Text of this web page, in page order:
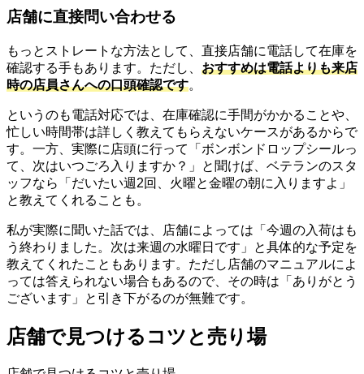
店舗に直接問い合わせる
もっとストレートな方法として、直接店舗に電話して在庫を
確認する手もあります。ただし、 おすすめは電話よりも来店
時の店員さんへの口頭確認です。
というのも電話対応では、在庫確認に手間がかかることや、
忙しい時間帯は詳しく教えてもらえないケースがあるからで
す。一方、実際に店頭に行って「ボンボンドロップシールっ
て、次はいつごろ入りますか？」と聞けば、ベテランのスタ
ッフなら「だいたい週2回、火曜と金曜の朝に入りますよ」
と教えてくれることも。
私が実際に聞いた話では、店舗によっては「今週の入荷はも
う終わりました。次は来週の水曜日です」と具体的な予定を
教えてくれたこともあります。ただし店舗のマニュアルによ
っては答えられない場合もあるので、その時は「ありがとう
ございます」と引き下がるのが無難です。
店舗で見つけるコツと売り場